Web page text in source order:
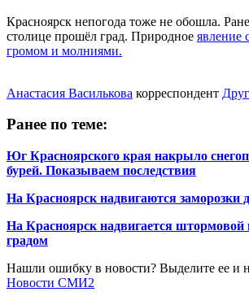
Красноярск непогода тоже не обошла.
столице прошёл град. Природное явление
громом и молниями.
Анастасия Василькова корреспондент
Ранее по теме:
Юг Красноярского края накрыло
бурей. Показываем последствия
На Красноярск надвигаются заморозки
На Красноярск надвигается штормовой
градом
Нашли ошибку в новости? Выделите ее и
Новости СМИ2